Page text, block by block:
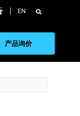
EN 搜
索：
产品询价